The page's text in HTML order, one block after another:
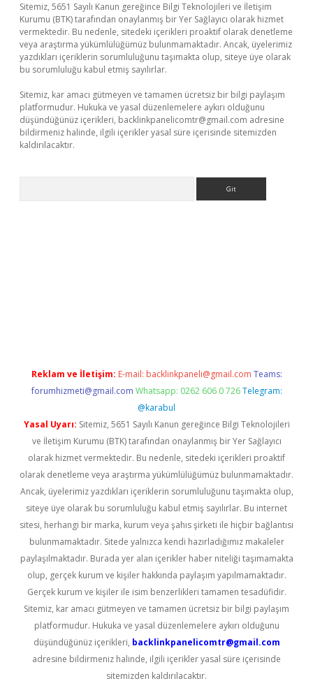
Sitemiz, 5651 Sayılı Kanun gereğince Bilgi Teknolojileri ve İletişim
Kurumu (BTK) tarafından onaylanmış bir Yer Sağlayıcı olarak hizmet
vermektedir. Bu nedenle, sitedeki içerikleri proaktif olarak denetleme
veya araştırma yükümlülüğümüz bulunmamaktadır. Ancak, üyelerimiz
yazdıkları içeriklerin sorumluluğunu taşımakta olup, siteye üye olarak
bu sorumluluğu kabul etmiş sayılırlar.
Sitemiz, kar amacı gütmeyen ve tamamen ücretsiz bir bilgi paylaşım
platformudur. Hukuka ve yasal düzenlemelere aykırı olduğunu
düşündüğünüz içerikleri, backlinkpanelicomtr@gmail.com adresine
bildirmeniz halinde, ilgili içerikler yasal süre içerisinde sitemizden
kaldırılacaktır.
Reklam ve İletişim: E-mail: backlinkpaneli@gmail.com Teams:
forumhizmeti@gmail.com Whatsapp: 0262 606 0 726 Telegram:
@karabul
Yasal Uyarı: Sitemiz, 5651 Sayılı Kanun gereğince Bilgi Teknolojileri
ve İletişim Kurumu (BTK) tarafından onaylanmış bir Yer Sağlayıcı
olarak hizmet vermektedir. Bu nedenle, sitedeki içerikleri proaktif
olarak denetleme veya araştırma yükümlülüğümüz bulunmamaktadır.
Ancak, üyelerimiz yazdıkları içeriklerin sorumluluğunu taşımakta olup,
siteye üye olarak bu sorumluluğu kabul etmiş sayılırlar. Bu internet
sitesi, herhangi bir marka, kurum veya şahıs şirketi ile hiçbir bağlantısı
bulunmamaktadır. Sitede yalnızca kendi hazırladığımız makaleler
paylaşılmaktadır. Burada yer alan içerikler haber niteliği taşımamakta
olup, gerçek kurum ve kişiler hakkında paylaşım yapılmamaktadır.
Gerçek kurum ve kişiler ile isim benzerlikleri tamamen tesadüfidir.
Sitemiz, kar amacı gütmeyen ve tamamen ücretsiz bir bilgi paylaşım
platformudur. Hukuka ve yasal düzenlemelere aykırı olduğunu
düşündüğünüz içerikleri, backlinkpanelicomtr@gmail.com
adresine bildirmeniz halinde, ilgili içerikler yasal süre içerisinde
sitemizden kaldırılacaktır.